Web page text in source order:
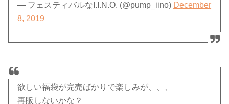
— フェスティバルなI.I.N.O. (@pump_iino) December
8, 2019
欲しい福袋が完売ばかりで楽しみが、、、
再販しないかな？